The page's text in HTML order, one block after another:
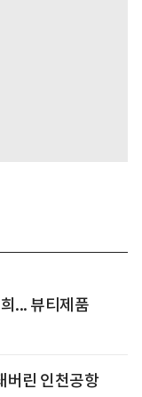
... 뷰티제품
버린 인천공항